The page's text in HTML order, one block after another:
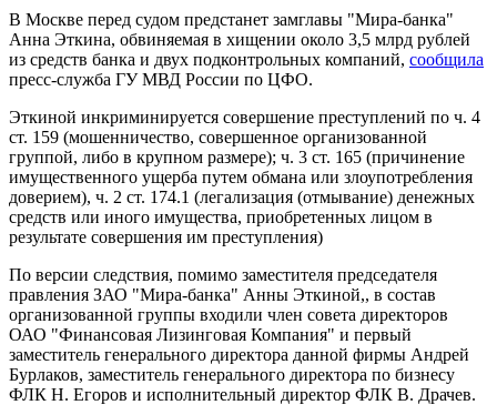
В Москве перед судом предстанет замглавы "Мира-банка"
Анна Эткина, обвиняемая в хищении около 3,5 млрд рублей
из средств банка и двух подконтрольных компаний, сообщила
пресс-служба ГУ МВД России по ЦФО.
Эткиной инкриминируется совершение преступлений по ч. 4
ст. 159 (мошенничество, совершенное организованной
группой, либо в крупном размере); ч. 3 ст. 165 (причинение
имущественного ущерба путем обмана или злоупотребления
доверием), ч. 2 ст. 174.1 (легализация (отмывание) денежных
средств или иного имущества, приобретенных лицом в
результате совершения им преступления)
По версии следствия, помимо заместителя председателя
правления ЗАО "Мира-банка" Анны Эткиной,, в состав
организованной группы входили член совета директоров
ОАО "Финансовая Лизинговая Компания" и первый
заместитель генерального директора данной фирмы Андрей
Бурлаков, заместитель генерального директора по бизнесу
ФЛК Н. Егоров и исполнительный директор ФЛК В. Драчев.